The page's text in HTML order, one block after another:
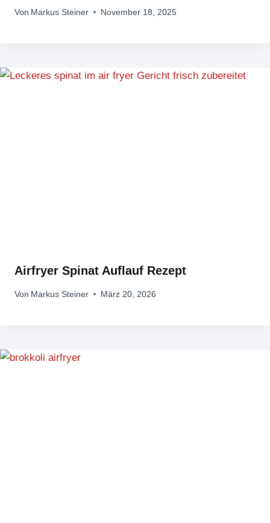
Von Markus Steiner November 18, 2025
Airfryer Spinat Auflauf Rezept
Von Markus Steiner März 20, 2026